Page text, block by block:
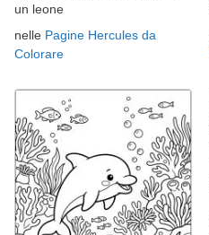
un leone
nelle Pagine Hercules da
Colorare